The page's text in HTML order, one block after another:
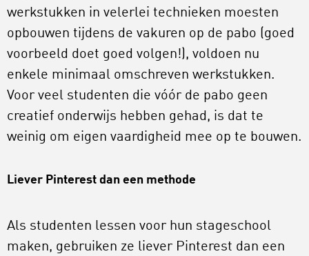
werkstukken in velerlei technieken moesten
opbouwen tijdens de vakuren op de pabo (goed
voorbeeld doet goed volgen!), voldoen nu
enkele minimaal omschreven werkstukken.
Voor veel studenten die vóór de pabo geen
creatief onderwijs hebben gehad, is dat te
weinig om eigen vaardigheid mee op te bouwen.
Liever Pinterest dan een methode
Als studenten lessen voor hun stageschool
maken, gebruiken ze liever Pinterest dan een